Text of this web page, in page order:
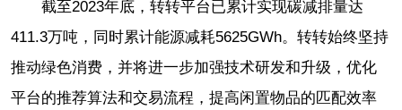
截至2023年底，转转平台已累计实现碳减排量达
411.3万吨，同时累计能源减耗5625GWh。转转始终坚持
推动绿色消费，并将进一步加强技术研发和升级，优化
平台的推荐算法和交易流程，提高闲置物品的匹配效率